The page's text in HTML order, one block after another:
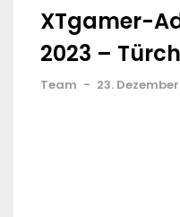
XTgamer-
2023 –
Team - 23.